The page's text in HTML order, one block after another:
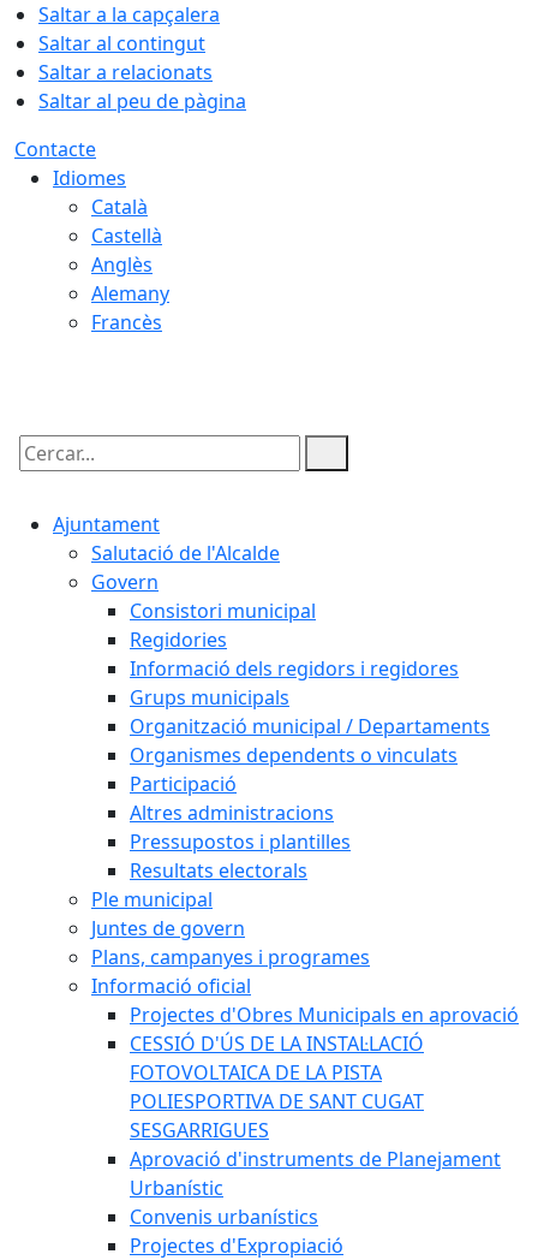
Saltar a la capçalera
Saltar al contingut
Saltar a relacionats
Saltar al peu de pàgina
Contacte
Idiomes
Català
Castellà
Anglès
Alemany
Francès
Cercar:
Ajuntament
Salutació de l'Alcalde
Govern
Consistori municipal
Regidories
Informació dels regidors i regidores
Grups municipals
Organització municipal / Departaments
Organismes dependents o vinculats
Participació
Altres administracions
Pressupostos i plantilles
Resultats electorals
Ple municipal
Juntes de govern
Plans, campanyes i programes
Informació oficial
Projectes d'Obres Municipals en aprovació
CESSIÓ D'ÚS DE LA INSTAL·LACIÓ
FOTOVOLTAICA DE LA PISTA
POLIESPORTIVA DE SANT CUGAT
SESGARRIGUES
Aprovació d'instruments de Planejament
Urbanístic
Convenis urbanístics
Projectes d'Expropiació